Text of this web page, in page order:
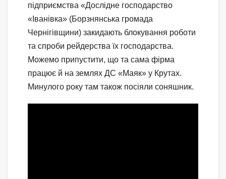
підприємства «Дослідне господарство
«Іванівка» (Борзнянська громада
Чернігівщини) закидають блокування роботи
та спроби рейдерства їх господарства.
Можемо припустити, що та сама фірма
працює й на землях ДС «Маяк» у Крутах.
Минулого року там також посіяли соняшник.